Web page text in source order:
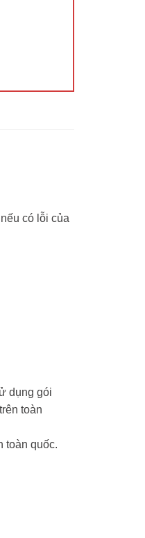
có lỗi của
dụng gói
toàn
toàn quốc.